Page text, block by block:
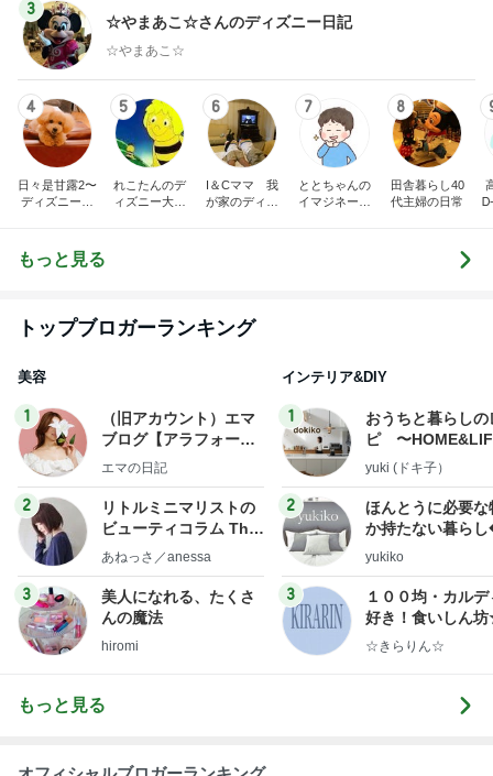
3
☆やまあこ☆さんのディズニー日記
☆やまあこ☆
4
日々是甘露2〜
ディズニー風
5
れこたんのデ
ィズニー大好
6
I＆Cママ 我
が家のディズ
7
ととちゃんの
イマジネーシ
8
田舎暮らし40
代主婦の日常
もっと見る
トップブロガーランキング
美容
1
（旧アカウント）エマ
ブログ【アラフォー会
社売却セカンドライ
エマの日記
2
リトルミニマリストの
ビューティコラム The
little minimalist's bea
あねっさ／anessa
3
美人になれる、たくさ
んの魔法
hiromi
インテリア&DIY
1
おうちと暮らしの
ピ 〜
yuki (ドキ子）
2
ほんとうに必要な
か持たない暮ら
ep Life Simple◆
yukiko
3
１００均・カルデ
好き！食いしん
らりん☆のブログ
☆きらりん☆
もっと見る